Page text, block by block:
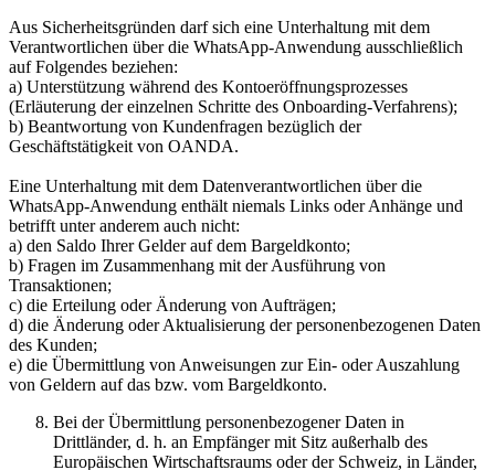
Aus Sicherheitsgründen darf sich eine Unterhaltung mit dem
Verantwortlichen über die WhatsApp-Anwendung ausschließlich
auf Folgendes beziehen:
a) Unterstützung während des Kontoeröffnungsprozesses
(Erläuterung der einzelnen Schritte des Onboarding-Verfahrens);
b) Beantwortung von Kundenfragen bezüglich der
Geschäftstätigkeit von OANDA.
Eine Unterhaltung mit dem Datenverantwortlichen über die
WhatsApp-Anwendung enthält niemals Links oder Anhänge und
betrifft unter anderem auch nicht:
a) den Saldo Ihrer Gelder auf dem Bargeldkonto;
b) Fragen im Zusammenhang mit der Ausführung von
Transaktionen;
c) die Erteilung oder Änderung von Aufträgen;
d) die Änderung oder Aktualisierung der personenbezogenen Daten
des Kunden;
e) die Übermittlung von Anweisungen zur Ein- oder Auszahlung
von Geldern auf das bzw. vom Bargeldkonto.
Bei der Übermittlung personenbezogener Daten in
Drittländer, d. h. an Empfänger mit Sitz außerhalb des
Europäischen Wirtschaftsraums oder der Schweiz, in Länder,